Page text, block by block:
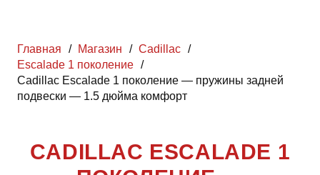
Главная / Магазин / Cadillac /
Escalade 1 поколение /
Cadillac Escalade 1 поколение — пружины задней
подвески — 1.5 дюйма комфорт
CADILLAC ESCALADE 1